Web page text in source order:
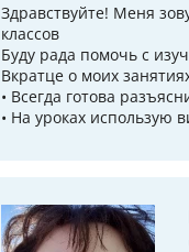
Здравствуйте! Меня
классов
Буду рада помочь с
Вкратце о моих
• Всегда готова
• На уроках использую